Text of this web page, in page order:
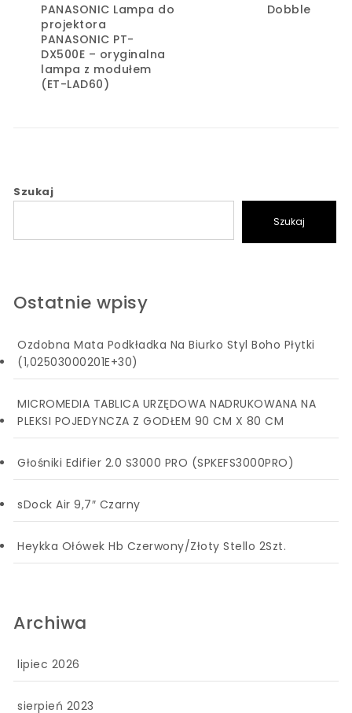
PANASONIC Lampa do
projektora
PANASONIC PT-
DX500E – oryginalna
lampa z modułem
(ET-LAD60)
Dobble
Szukaj
Szukaj
Ostatnie wpisy
Ozdobna Mata Podkładka Na Biurko Styl Boho Płytki
(1,02503000201E+30)
MICROMEDIA TABLICA URZĘDOWA NADRUKOWANA NA
PLEKSI POJEDYNCZA Z GODŁEM 90 CM X 80 CM
Głośniki Edifier 2.0 S3000 PRO (SPKEFS3000PRO)
sDock Air 9,7″ Czarny
Heykka Ołówek Hb Czerwony/Złoty Stello 2Szt.
Archiwa
lipiec 2026
sierpień 2023